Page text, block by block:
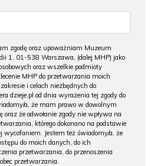
zgodę oraz upoważniam Muzeum
1, 01-538 Warszawa, (dalej MHP) jako
oraz wszelkie podmioty
MHP do przetwarzania moich
i celach niezbędnych do
dzieje.pl od dnia wyrażenia tej zgody do
a, że mam prawo w dowolnym
oraz że odwołanie zgody nie wpływa na
którego dokonano na podstawie
wycofaniem. Jestem też świadomy/a, że
do moich danych, do ich
przetwarzania, do przenoszenia
przetwarzania.